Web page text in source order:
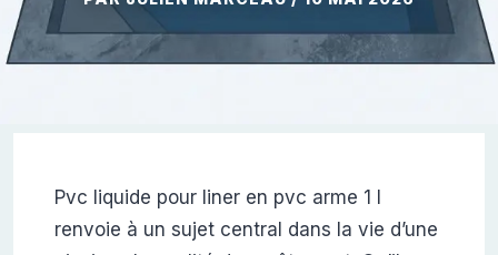
Pvc liquide pour liner en pvc arme 1 l
renvoie à un sujet central dans la vie d’une